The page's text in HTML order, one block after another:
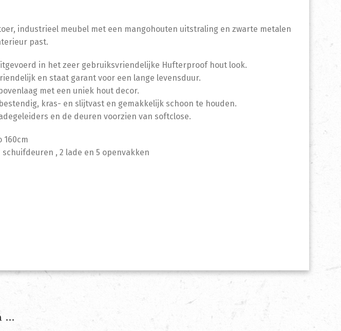
industrieel meubel met een mangohouten uitstraling en zwarte metalen
past.
in het zeer gebruiksvriendelijke Hufterproof hout look.
en staat garant voor een lange levensduur.
met een uniek hout decor.
kras- en slijtvast en gemakkelijk schoon te houden.
en de deuren voorzien van softclose.
160cm
schuifdeuren , 2 lade en 5 openvakken
…